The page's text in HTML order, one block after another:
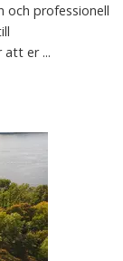
och professionell
att er ...